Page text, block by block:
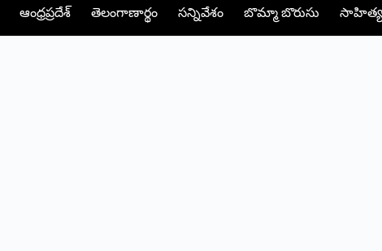
ఆంధ్రప్రదేశ్ తెలంగాణార్థం సన్నివేశం బొమ్మా బొరుసు